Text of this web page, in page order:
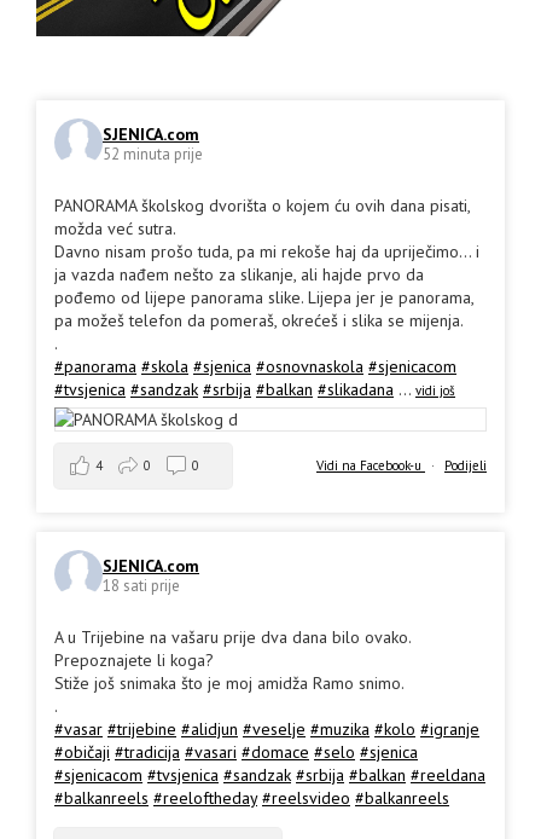
SJENICA.com
52 minuta prije
PANORAMA školskog dvorišta o kojem ću ovih dana pisati,
možda već sutra.
Davno nisam prošo tuda, pa mi rekoše haj da upriječimo... i
ja vazda nađem nešto za slikanje, ali hajde prvo da
pođemo od lijepe panorama slike. Lijepa jer je panorama,
pa možeš telefon da pomeraš, okrećeš i slika se mijenja.
.
#panorama #skola #sjenica #osnovnaskola #sjenicacom
#tvsjenica #sandzak #srbija #balkan #slikadana ... vidi još
Vidi na Facebook-u · Podijeli
4 0 0
SJENICA.com
18 sati prije
A u Trijebine na vašaru prije dva dana bilo ovako.
Prepoznajete li koga?
Stiže još snimaka što je moj amidža Ramo snimo.
.
#vasar #trijebine #alidjun #veselje #muzika #kolo #igranje
#običaji #tradicija #vasari #domace #selo #sjenica
#sjenicacom #tvsjenica #sandzak #srbija #balkan #reeldana
#balkanreels #reeloftheday #reelsvideo #balkanreels